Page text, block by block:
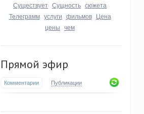
Существует Сущность сюжета
Телеграмм услуги фильмов Цена
цены чем
Прямой эфир
Комментарии Публикации